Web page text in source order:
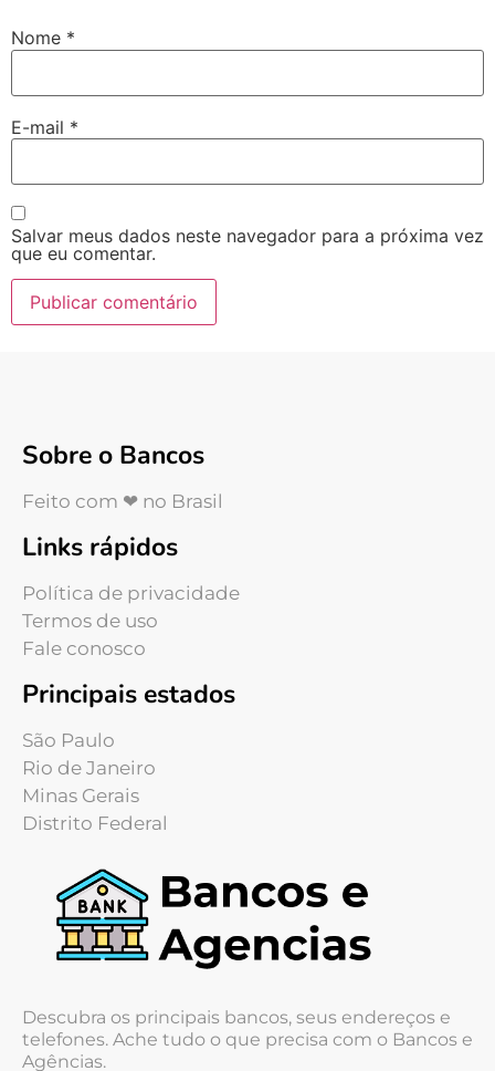
Nome *
E-mail *
Salvar meus dados neste navegador para a próxima vez
que eu comentar.
Sobre o Bancos
Feito com ❤ no Brasil
Links rápidos
Política de privacidade
Termos de uso
Fale conosco
Principais estados
São Paulo
Rio de Janeiro
Minas Gerais
Distrito Federal
Descubra os principais bancos, seus endereços e
telefones. Ache tudo o que precisa com o Bancos e
Agências.